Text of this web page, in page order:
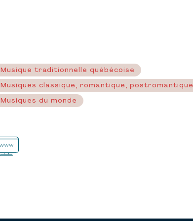
Musique traditionnelle québécoise
Musiques classique, romantique, postromantique
Musiques du monde